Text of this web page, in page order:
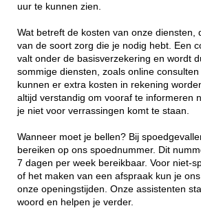
uur te kunnen zien.
Wat betreft de kosten van onze diensten,
van de soort zorg die je nodig hebt. Een
valt onder de basisverzekering en wordt
sommige diensten, zoals online consulten
kunnen er extra kosten in rekening
altijd verstandig om vooraf te informeren
je niet voor verrassingen komt te staan.
Wanneer moet je bellen? Bij
bereiken op ons spoednummer. Dit
7 dagen per week bereikbaar. Voor niet-
of het maken van een afspraak kun je
onze openingstijden. Onze assistenten
woord en helpen je verder.